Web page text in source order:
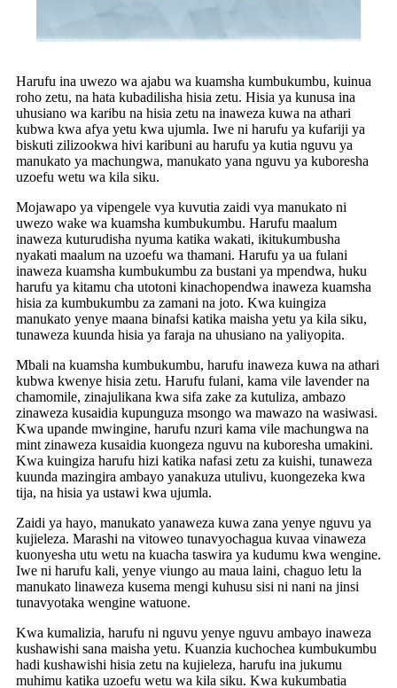
Harufu ina uwezo wa ajabu wa kuamsha kumbukumbu, kuinua
roho zetu, na hata kubadilisha hisia zetu. Hisia ya kunusa ina
uhusiano wa karibu na hisia zetu na inaweza kuwa na athari
kubwa kwa afya yetu kwa ujumla. Iwe ni harufu ya kufariji ya
biskuti zilizookwa hivi karibuni au harufu ya kutia nguvu ya
manukato ya machungwa, manukato yana nguvu ya kuboresha
uzoefu wetu wa kila siku.
Mojawapo ya vipengele vya kuvutia zaidi vya manukato ni
uwezo wake wa kuamsha kumbukumbu. Harufu maalum
inaweza kuturudisha nyuma katika wakati, ikitukumbusha
nyakati maalum na uzoefu wa thamani. Harufu ya ua fulani
inaweza kuamsha kumbukumbu za bustani ya mpendwa, huku
harufu ya kitamu cha utotoni kinachopendwa inaweza kuamsha
hisia za kumbukumbu za zamani na joto. Kwa kuingiza
manukato yenye maana binafsi katika maisha yetu ya kila siku,
tunaweza kuunda hisia ya faraja na uhusiano na yaliyopita.
Mbali na kuamsha kumbukumbu, harufu inaweza kuwa na athari
kubwa kwenye hisia zetu. Harufu fulani, kama vile lavender na
chamomile, zinajulikana kwa sifa zake za kutuliza, ambazo
zinaweza kusaidia kupunguza msongo wa mawazo na wasiwasi.
Kwa upande mwingine, harufu nzuri kama vile machungwa na
mint zinaweza kusaidia kuongeza nguvu na kuboresha umakini.
Kwa kuingiza harufu hizi katika nafasi zetu za kuishi, tunaweza
kuunda mazingira ambayo yanakuza utulivu, kuongezeka kwa
tija, na hisia ya ustawi kwa ujumla.
Zaidi ya hayo, manukato yanaweza kuwa zana yenye nguvu ya
kujieleza. Marashi na vitoweo tunavyochagua kuvaa vinaweza
kuonyesha utu wetu na kuacha taswira ya kudumu kwa wengine.
Iwe ni harufu kali, yenye viungo au maua laini, chaguo letu la
manukato linaweza kusema mengi kuhusu sisi ni nani na jinsi
tunavyotaka wengine watuone.
Kwa kumalizia, harufu ni nguvu yenye nguvu ambayo inaweza
kushawishi sana maisha yetu. Kuanzia kuchochea kumbukumbu
hadi kushawishi hisia zetu na kujieleza, harufu ina jukumu
muhimu katika uzoefu wetu wa kila siku. Kwa kukumbatia